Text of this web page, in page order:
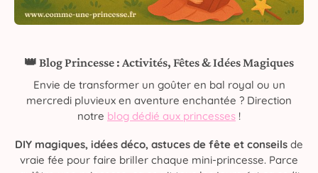
👑 Blog Princesse : Activités, Fêtes & Idées Magiques
Envie de transformer un goûter en bal royal ou un
mercredi pluvieux en aventure enchantée ? Direction
notre blog dédié aux princesses !
DIY magiques, idées déco, astuces de fête et conseils de
vraie fée pour faire briller chaque mini-princesse. Parce